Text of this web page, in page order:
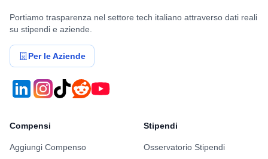
Portiamo trasparenza nel settore tech italiano attraverso dati reali
su stipendi e aziende.
Per le Aziende
Compensi
Aggiungi Compenso
Stipendi
Osservatorio Stipendi